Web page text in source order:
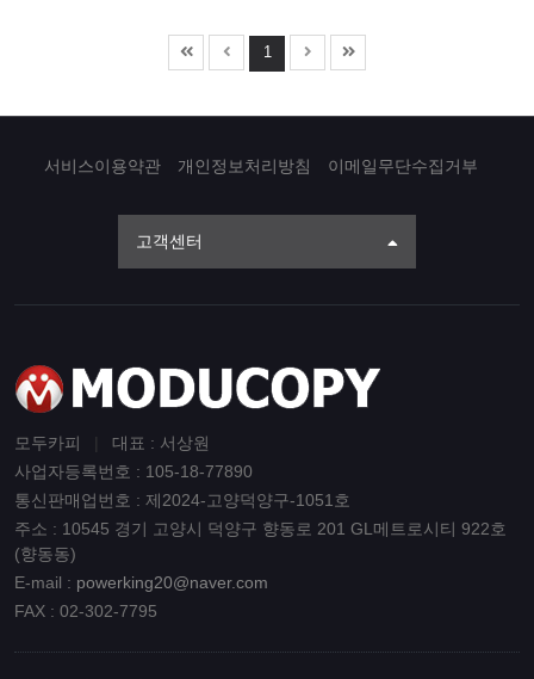
1
서비스이용약관 개인정보처리방침 이메일무단수집거부
고객센터
모두카피
대표 : 서상원
사업자등록번호 : 105-18-77890
통신판매업번호 : 제2024-고양덕양구-1051호
주소 : 10545 경기 고양시 덕양구 향동로 201 GL메트로시티 922호
(향동동)
E-mail : powerking20@naver.com
FAX : 02-302-7795